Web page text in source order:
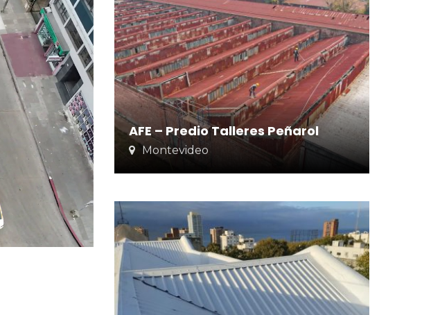
AFE – Predio Talleres Peñarol
Montevideo